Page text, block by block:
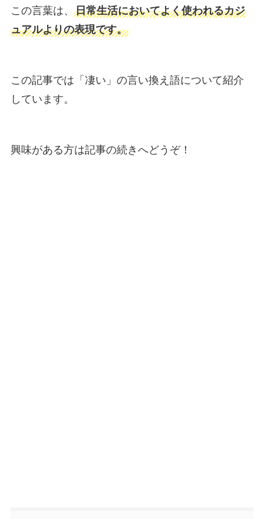
この言葉は、 日常生活においてよく使われるカジ
ュアルよりの表現です。
この記事では「凄い」の言い換え語について紹介
しています。
興味がある方は記事の続きへどうぞ！